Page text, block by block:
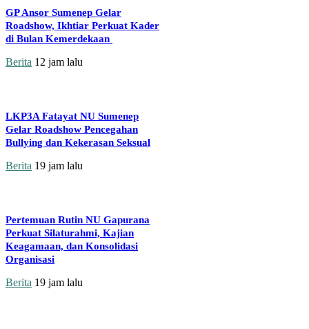
GP Ansor Sumenep Gelar
Roadshow, Ikhtiar Perkuat Kader
di Bulan Kemerdekaan
Berita 12 jam lalu
LKP3A Fatayat NU Sumenep
Gelar Roadshow Pencegahan
Bullying dan Kekerasan Seksual
Berita 19 jam lalu
Pertemuan Rutin NU Gapurana
Perkuat Silaturahmi, Kajian
Keagamaan, dan Konsolidasi
Organisasi
Berita 19 jam lalu